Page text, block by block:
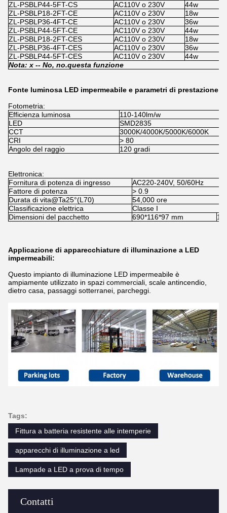
Contatti
ZL-PSBLP44-5FT-CS AC110V o 230V 44w
ZL-PSBLP18-2FT-CE
AC110V o 230V 18w
ZL-PSBLP36-4FT-CE
AC110V o 230V 36w
ZL-PSBLP44-5FT-CE
AC110V o 230V 44w
ZL-PSBLP18-2FT-CES
AC110V o 230V 18w
ZL-PSBLP36-4FT-CES
AC110V o 230V 36w
ZL-PSBLP44-5FT-CES
AC110V o 230V 44w
Nota: x -- No, no.questa funzione
Fonte luminosa LED impermeabile e parametri di prestazione
Fotometria:
Efficienza luminosa
110-140lm/w
LED
SMD2835
CCT
3000K/4000K/5000K/6000K
CRI
> 80
Angolo del raggio
120 gradi
Elettronica:
Fornitura di potenza di ingresso
AC220-240V, 50/60Hz
Fattore di potenza
> 0.9
Durata di vita@Ta25°(L70)
54,000 ore
Classificazione elettrica
Classe I
Dimensioni del pacchetto
690*116*97 mm
Applicazione di apparecchiature di illuminazione a LED
impermeabili:
Questo impianto di illuminazione LED impermeabile è
ampiamente utilizzato in spazi commerciali, scale antincendio,
dietro casa, passaggi sotterranei, parcheggi.
Tags:
Fittura a batteria resistente alle intemperie
apparecchi di illuminazione a led
Lampade a LED a prova di tempo